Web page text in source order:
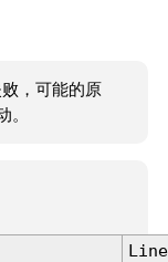
，可能的原
。
Line